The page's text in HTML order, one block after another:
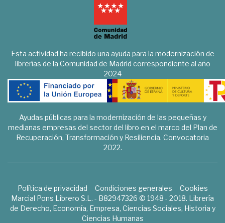
Esta actividad ha recibido una ayuda para la modernización de
librerías de la Comunidad de Madrid correspondiente al año
2024
Ayudas públicas para la modernización de las pequeñas y
medianas empresas del sector del libro en el marco del Plan de
Recuperación, Transformación y Resiliencia. Convocatoria
2022.
Política de privacidad Condiciones generales
Cookies
Marcial Pons Librero S.L. - B82947326 © 1948 - 2018. Librería
de Derecho, Economía, Empresa, Ciencias Sociales, Historia y
Ciencias Humanas